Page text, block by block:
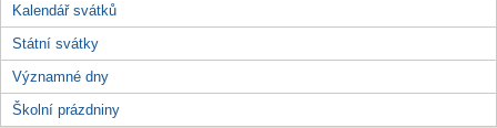
Kalendář svátků
Státní svátky
Významné dny
Školní prázdniny